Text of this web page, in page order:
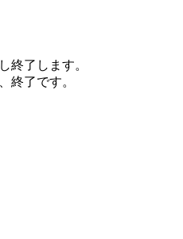
終了します。
終了です。